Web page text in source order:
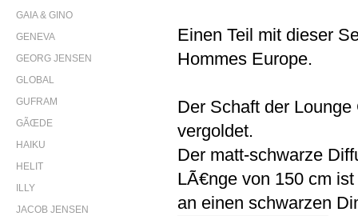
GAIA & GINO
GENEVA
GEORG JENSEN
GLOBAL
GUFRAM
GÃŒDE
HAIKU
HELIT
ILLY
JACOB JENSEN
Einen Teil mit dieser
Hommes Europe.
Der Schaft der
vergoldet.
Der matt-schwarze
LÃ€nge von 150 cm
an einen schwarzen